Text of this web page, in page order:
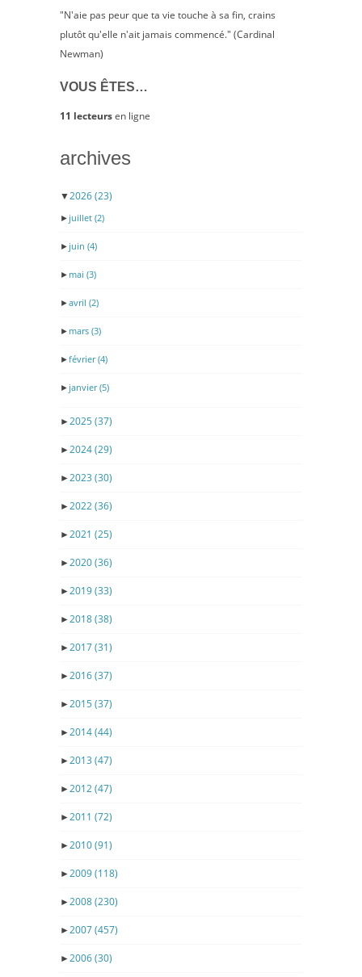
"N'aie pas peur que ta vie touche à sa fin, crains
plutôt qu'elle n'ait jamais commencé." (Cardinal
Newman)
VOUS ÊTES…
11 lecteursen ligne
archives
▼2026(23)
► juillet (2)
► juin (4)
► mai (3)
►avril (2)
► mars (3)
►février(4)
► janvier(5)
►2025(37)
►2024(29)
►2023 (30)
►2022(36)
►2021 (25)
►2020(36)
►2019(33)
►2018(38)
►2017(31)
►2016(37)
►2015(37)
►2014(44)
►2013 (47)
►2012(47)
►2011 (72)
►2010(91)
►2009(118)
►2008(230)
►2007(457)
►2006(30)